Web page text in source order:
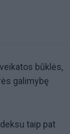
būklės,
galimybę
taip pat